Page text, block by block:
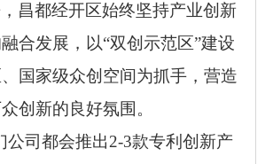
昌都经开区始终坚持产业创新
合发展，以“双创示范区”建设
国家级众创空间为抓手，营造
创新的良好氛围。
公司都会推出2-3款专利创新产